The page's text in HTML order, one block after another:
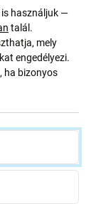
is használjuk —
talál.
mely
engedélyezi.
ha bizonyos